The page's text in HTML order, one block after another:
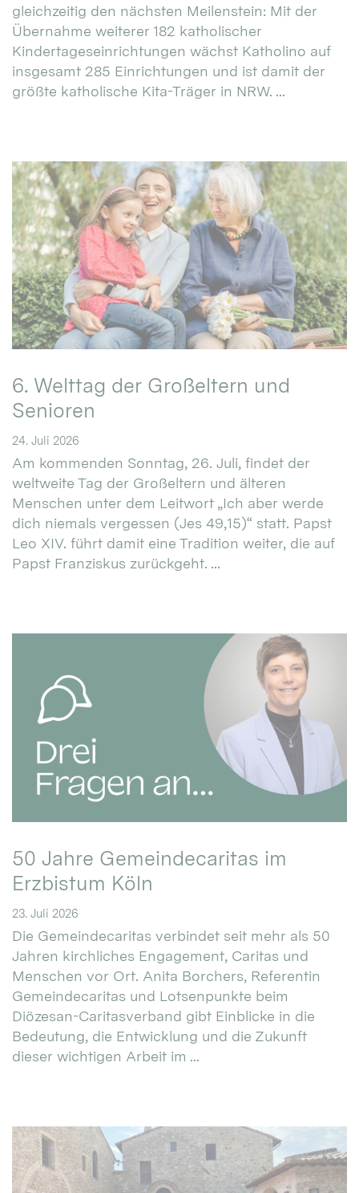
gleichzeitig den nächsten Meilenstein: Mit der
Übernahme weiterer 182 katholischer
Kindertageseinrichtungen wächst Katholino auf
insgesamt 285 Einrichtungen und ist damit der
größte katholische Kita-Träger in NRW. ...
6. Welttag der Großeltern und
Senioren
24. Juli 2026
Am kommenden Sonntag, 26. Juli, findet der
weltweite Tag der Großeltern und älteren
Menschen unter dem Leitwort „Ich aber werde
dich niemals vergessen (Jes 49,15)“ statt. Papst
Leo XIV. führt damit eine Tradition weiter, die auf
Papst Franziskus zurückgeht. ...
50 Jahre Gemeindecaritas im
Erzbistum Köln
23. Juli 2026
Die Gemeindecaritas verbindet seit mehr als 50
Jahren kirchliches Engagement, Caritas und
Menschen vor Ort. Anita Borchers, Referentin
Gemeindecaritas und Lotsenpunkte beim
Diözesan-Caritasverband gibt Einblicke in die
Bedeutung, die Entwicklung und die Zukunft
dieser wichtigen Arbeit im ...